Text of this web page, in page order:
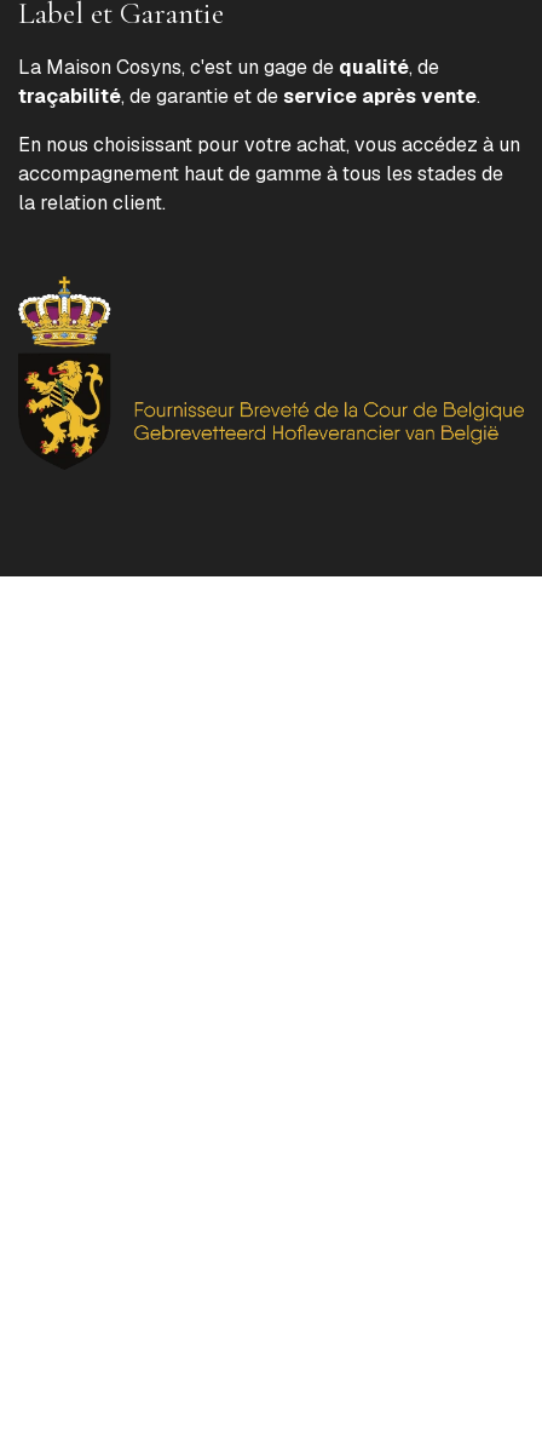
Label et Garantie
La Maison Cosyns, c'est un gage de qualité, de
traçabilité, de garantie et deservice après vente.
En nous choisissant pour votre achat, vous accédez à un
accompagnement haut de gamme à tous les stades de
la relation client.